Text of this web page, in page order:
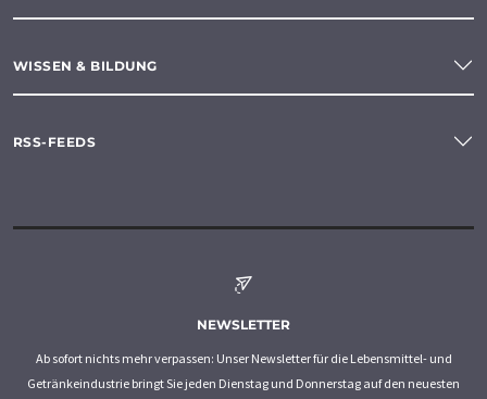
WISSEN & BILDUNG
RSS-FEEDS
NEWSLETTER
Ab sofort nichts mehr verpassen: Unser Newsletter für die Lebensmittel- und
Getränkeindustrie bringt Sie jeden Dienstag und Donnerstag auf den neuesten